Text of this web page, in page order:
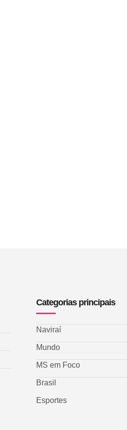
Categorias principais
Naviraí
Mundo
MS em Foco
Brasil
Esportes